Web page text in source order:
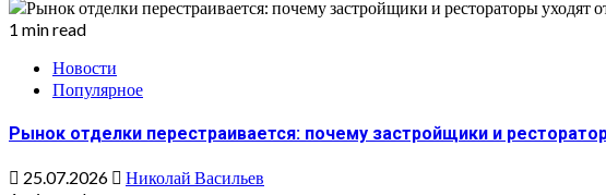
1 min read
Новости
Популярное
Рынок отделки перестраивается: почему застройщики и
25.07.2026
Николай Васильев